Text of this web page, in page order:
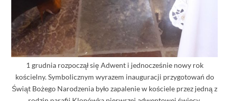
1 grudnia rozpoczął się Adwent i jednocześnie nowy rok
kościelny. Symbolicznym wyrazem inauguracji przygotowań do
Świąt Bożego Narodzenia było zapalenie w kościele przez jedną z